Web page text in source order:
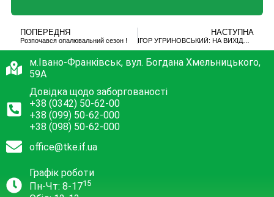
ПОПЕРЕДНЯ
Розпочався опалювальний сезон !
НАСТУПНА
м.Івано-Франківськ, вул. Богдана Хмельницького,
59А
Довідка щодо заборгованості
+38 (0342) 50-62-00
+38 (099) 50-62-000
+38 (098) 50-62-000
office@tke.if.ua
Графік роботи
Пн-Чт: 8-1715